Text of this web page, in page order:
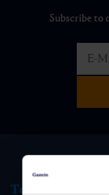
Subscribe to
Tourist